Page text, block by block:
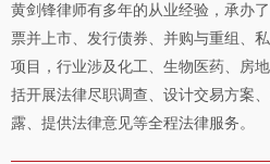
黄剑锋律师有多年的从业经验，承办
票并上市、发行债券、并购与重组、
项目，行业涉及化工、生物医药、房
括开展法律尽职调查、设计交易方案
露、提供法律意见等全程法律服务。